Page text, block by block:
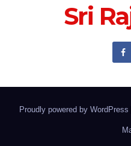
Sri
Proudly powered by WordPress